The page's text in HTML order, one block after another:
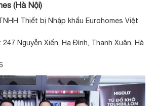
(Hà Nội)
Thiết bị Nhập khẩu Eurohomes Việt
: 247 Nguyễn Xiển, Hạ Đình, Thanh Xuân, Hà